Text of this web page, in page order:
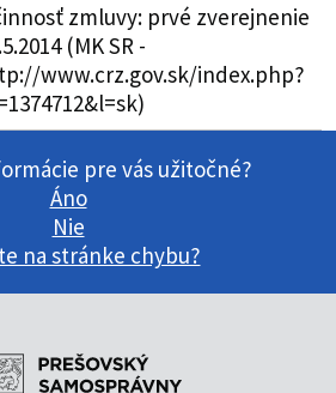
zmluvy: prvé zverejnenie
(MK SR -
www.crz.gov.sk/index.php?
pre vás užitočné?
Áno
Nie
na stránke chybu?